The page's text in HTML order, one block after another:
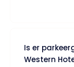
Is er
Western